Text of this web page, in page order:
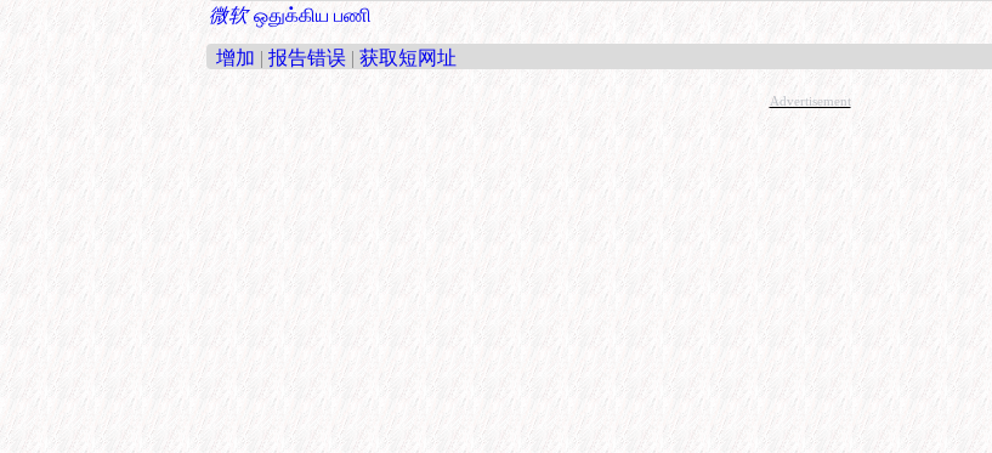
微软 ஒதுக்கிய பணி
增加 | 报告错误 | 获取短网址
Advertisement